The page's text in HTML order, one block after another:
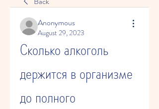
Anonymous
August 29, 2023
Сколько алкоголь
держится в организме
до полного